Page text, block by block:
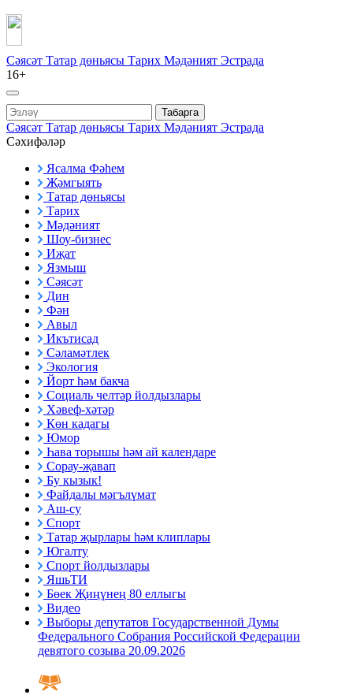
Сәясәт Татар дөньясы Тарих Мәдәният Эстрада
16+
Табарга
Сәясәт Татар дөньясы Тарих Мәдәният Эстрада
Сәхифәләр
Ясалма Фәһем
Җәмгыять
Татар дөньясы
Тарих
Мәдәният
Шоу-бизнес
Иҗат
Язмыш
Сәясәт
Дин
Фән
Авыл
Икътисад
Сәламәтлек
Экология
Йорт һәм бакча
Социаль челтәр йолдызлары
Хәвеф-хәтәр
Көн кадагы
Юмор
Һава торышы һәм ай календаре
Сорау-җавап
Бу кызык!
Файдалы мәгълүмат
Аш-су
Спорт
Татар җырлары һәм клиплары
Югалту
Спорт йолдызлары
ЯшьТИ
Бөек Җиңүнең 80 еллыгы
Видео
Выборы депутатов Государственной Думы
Федерального Собрания Российской Федерации
девятого созыва 20.09.2026